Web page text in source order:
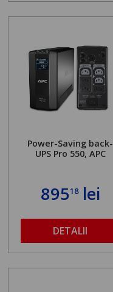
Power-Saving back-
UPS Pro 550, APC
89518lei
DETALII